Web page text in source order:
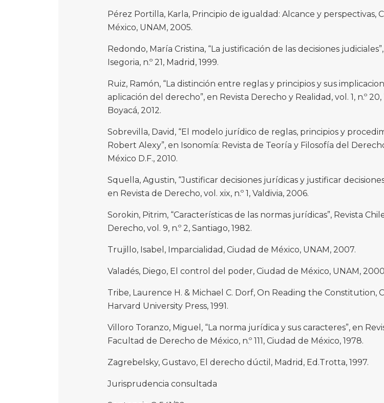
Pérez Portilla, Karla, Principio de igualdad: Alcance y perspectivas,
México, UNAM, 2005.
Redondo, María Cristina, “La justificación de las decisiones
Isegoria, n.º 21, Madrid, 1999.
Ruiz, Ramón, “La distinción entre reglas y principios y sus
aplicación del derecho”, en Revista Derecho y Realidad, vol. 1, n.º
Boyacá, 2012.
Sobrevilla, David, “El modelo jurídico de reglas, principios y
Robert Alexy”, en Isonomía: Revista de Teoría y Filosofía del
México D.F., 2010.
Squella, Agustin, “Justificar decisiones jurídicas y justificar
en Revista de Derecho, vol. xix, n.º 1, Valdivia, 2006.
Sorokin, Pitrim, “Características de las normas jurídicas”, Revista
Derecho, vol. 9, n.º 2, Santiago, 1982.
Trujillo, Isabel, Imparcialidad, Ciudad de México, UNAM, 2007.
Valadés, Diego, El control del poder, Ciudad de México, UNAM,
Tribe, Laurence H. & Michael C. Dorf, On Reading the Constitution,
Harvard University Press, 1991.
Villoro Toranzo, Miguel, “La norma jurídica y sus caracteres”, en
Facultad de Derecho de México, n.º 111, Ciudad de México, 1978.
Zagrebelsky, Gustavo, El derecho dúctil, Madrid, Ed.Trotta, 1997.
Jurisprudencia consultada